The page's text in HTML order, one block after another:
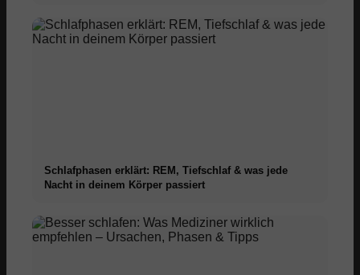
Schlafphasen erklärt: REM, Tiefschlaf & was jede
Nacht in deinem Körper passiert